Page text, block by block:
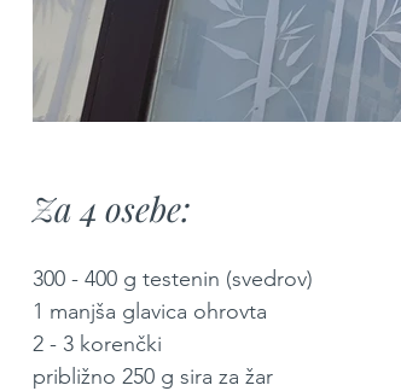
Za 4 osebe:
300 - 400 g testenin (svedrov)
1 manjša glavica ohrovta
2 - 3 korenčki
približno 250 g sira za žar